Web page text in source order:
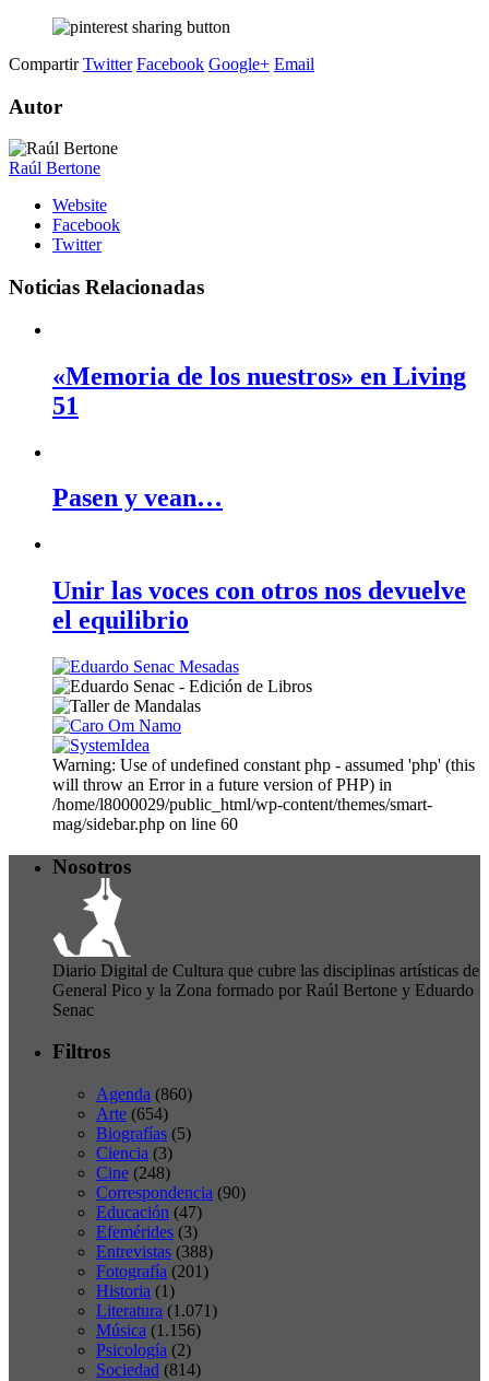
Compartir Twitter Facebook Google+ Email
Autor
Raúl Bertone
Website
Facebook
Twitter
Noticias Relacionadas
«Memoria de los nuestros» en Living
51
Pasen y vean…
Unir las voces con otros nos devuelve
el equilibrio
Warning: Use of undefined constant php - assumed 'php' (this
will throw an Error in a future version of PHP) in
/home/l8000029/public_html/wp-content/themes/smart-
mag/sidebar.php on line 60
Nosotros
Diario Digital de Cultura que cubre las disciplinas artísticas de
General Pico y la Zona formado por Raúl Bertone y Eduardo
Senac
Filtros
Agenda (860)
Arte (654)
Biografías (5)
Ciencia (3)
Cine (248)
Correspondencia (90)
Educación (47)
Efemérides (3)
Entrevistas (388)
Fotografía (201)
Historia (1)
Literatura (1.071)
Música (1.156)
Psicología (2)
Sociedad (814)